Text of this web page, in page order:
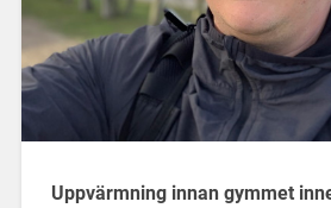
Uppvärmning innan gymmet